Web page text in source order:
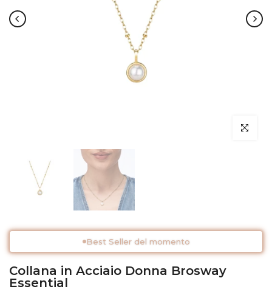
Clicca per
Best Seller del momento
Collana in Acciaio Donna Brosway
Essential